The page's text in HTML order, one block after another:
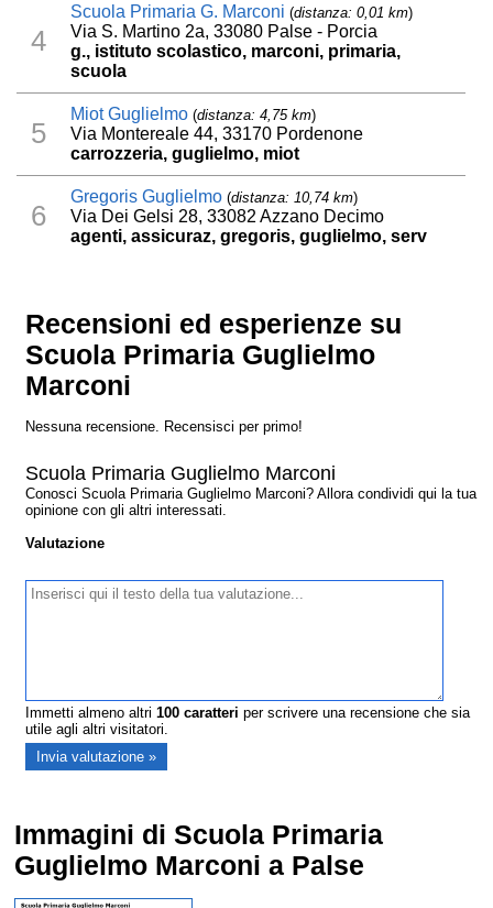
4
Scuola Primaria G. Marconi (distanza: 0,01 km)
Via S. Martino 2a, 33080 Palse - Porcia
g., istituto scolastico, marconi, primaria,
scuola
5
Miot Guglielmo (distanza: 4,75 km)
Via Montereale 44, 33170 Pordenone
carrozzeria, guglielmo, miot
6
Gregoris Guglielmo (distanza: 10,74 km)
Via Dei Gelsi 28, 33082 Azzano Decimo
agenti, assicuraz, gregoris, guglielmo, serv
Recensioni ed esperienze su
Scuola Primaria Guglielmo
Marconi
Nessuna recensione. Recensisci per primo!
Scuola Primaria Guglielmo Marconi
Conosci Scuola Primaria Guglielmo Marconi? Allora condividi qui la tua
opinione con gli altri interessati.
Valutazione
Immetti almeno altri100 caratteri per scrivere una recensione che sia
utile agli altri visitatori.
Immagini di Scuola Primaria
Guglielmo Marconi a Palse